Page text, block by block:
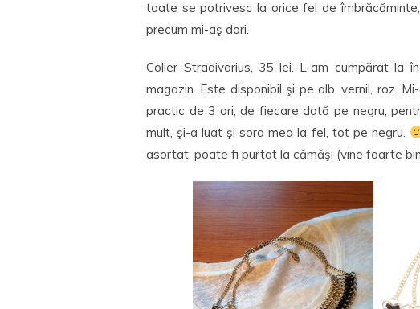
toate se potrivesc la orice fel de
precum mi-aş dori.
Colier Stradivarius, 35 lei. L-am cumpărat la
magazin. Este disponibil şi pe alb, vernil, roz.
practic de 3 ori, de fiecare dată pe negru,
mult, şi-a luat şi sora mea la fel, tot pe negru.
asortat, poate fi purtat la cămăşi (vine foarte